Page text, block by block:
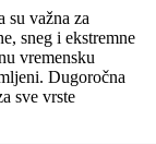
su važna za
sneg i ekstremne
vremensku
Dugoročna
sve vrste